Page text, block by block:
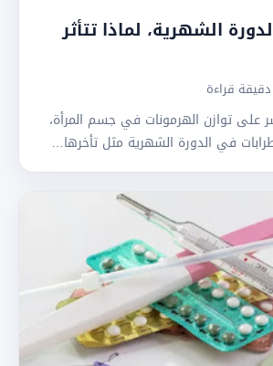
الشهرية، لماذا تتأثر
على توازن الهرمونات في جسم المرأة،
في الدورة الشهرية مثل تأخرها…